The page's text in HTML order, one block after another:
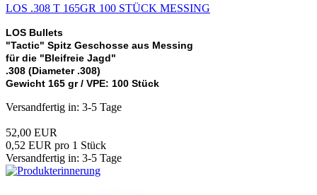
LOS .308 T 165GR 100 STÜCK MESSING
LOS Bullets
"Tactic" Spitz Geschosse aus Messing
für die "Bleifreie Jagd"
.308 (Diameter .308)
Gewicht 165 gr / VPE: 100 Stück
Versandfertig in: 3-5 Tage
52,00 EUR
0,52 EUR pro 1 Stück
Versandfertig in: 3-5 Tage